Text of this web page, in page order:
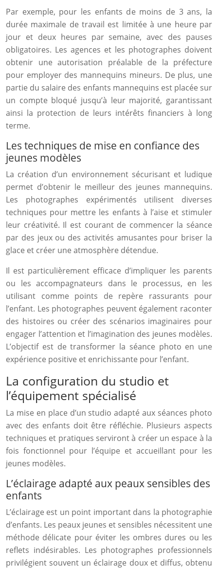
Par exemple, pour les enfants de moins de 3 ans, la
durée maximale de travail est limitée à une heure par
jour et deux heures par semaine, avec des pauses
obligatoires. Les agences et les photographes doivent
obtenir une autorisation préalable de la préfecture
pour employer des mannequins mineurs. De plus, une
partie du salaire des enfants mannequins est placée sur
un compte bloqué jusqu’à leur majorité, garantissant
ainsi la protection de leurs intérêts financiers à long
terme.
Les techniques de mise en confiance des
jeunes modèles
La création d’un environnement sécurisant et ludique
permet d’obtenir le meilleur des jeunes mannequins.
Les photographes expérimentés utilisent diverses
techniques pour mettre les enfants à l’aise et stimuler
leur créativité. Il est courant de commencer la séance
par des jeux ou des activités amusantes pour briser la
glace et créer une atmosphère détendue.
Il est particulièrement efficace d’impliquer les parents
ou les accompagnateurs dans le processus, en les
utilisant comme points de repère rassurants pour
l’enfant. Les photographes peuvent également raconter
des histoires ou créer des scénarios imaginaires pour
engager l’attention et l’imagination des jeunes modèles.
L’objectif est de transformer la séance photo en une
expérience positive et enrichissante pour l’enfant.
La configuration du studio et
l’équipement spécialisé
La mise en place d’un studio adapté aux séances photo
avec des enfants doit être réfléchie. Plusieurs aspects
techniques et pratiques serviront à créer un espace à la
fois fonctionnel pour l’équipe et accueillant pour les
jeunes modèles.
L’éclairage adapté aux peaux sensibles des
enfants
L’éclairage est un point important dans la photographie
d’enfants. Les peaux jeunes et sensibles nécessitent une
méthode délicate pour éviter les ombres dures ou les
reflets indésirables. Les photographes professionnels
privilégient souvent un éclairage doux et diffus, obtenu